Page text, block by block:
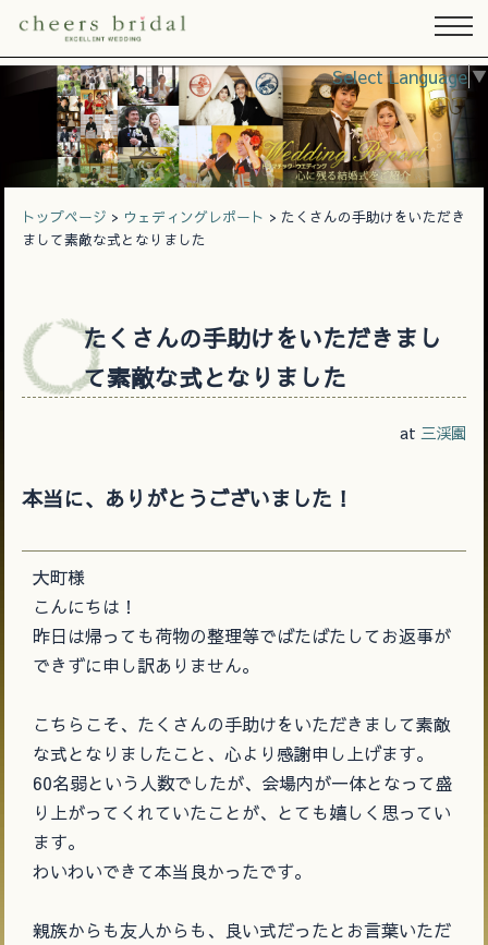
Select Language ▼
トップページ > ウェディングレポート > たくさんの手助けをいただき
まして素敵な式となりました
たくさんの手助けをいただきまし
て素敵な式となりました
at 三渓園
本当に、ありがとうございました！
大町様
こんにちは！
昨日は帰っても荷物の整理等でばたばたしてお返事が
できずに申し訳ありません。
こちらこそ、たくさんの手助けをいただきまして素敵
な式となりましたこと、心より感謝申し上げます。
60名弱という人数でしたが、会場内が一体となって盛
り上がってくれていたことが、とても嬉しく思ってい
ます。
わいわいできて本当良かったです。
親族からも友人からも、良い式だったとお言葉いただ